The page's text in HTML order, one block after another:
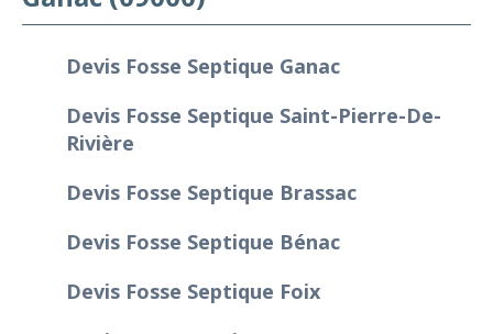
Devis Fosse Septique Ganac
Devis Fosse Septique Saint-Pierre-De-
Rivière
Devis Fosse Septique Brassac
Devis Fosse Septique Bénac
Devis Fosse Septique Foix